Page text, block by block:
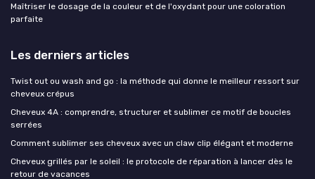
Maîtriser le dosage de la couleur et de l'oxydant pour une coloration
parfaite
Les derniers articles
Twist out ou wash and go : la méthode qui donne le meilleur ressort sur
cheveux crépus
Cheveux 4A : comprendre, structurer et sublimer ce motif de boucles
serrées
Comment sublimer ses cheveux avec un claw clip élégant et moderne
Cheveux grillés par le soleil : le protocole de réparation à lancer dès le
retour de vacances